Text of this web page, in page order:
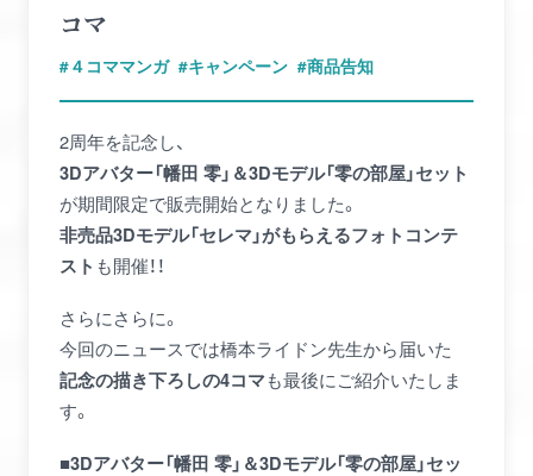
４コママンガ キャンペーン 商品告知
コマ
2周年を記念し、
3Dアバター「幡田 零」＆3Dモデル「零の部屋」セット
が期間限定で販売開始となりました。
非売品3Dモデル「セレマ」がもらえるフォトコンテ
スト も開催！！
さらにさらに。
今回のニュースでは橋本ライドン先生から届いた
記念の描き下ろしの4コマも最後にご紹介いたしま
す。
■3Dアバター「幡田 零」＆3Dモデル「零の部屋」セッ